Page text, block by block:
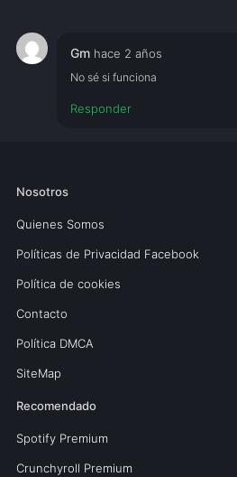
Gm hace 2 años
No sé si funciona
Responder
Nosotros
Quienes Somos
Políticas de Privacidad Facebook
Política de cookies
Contacto
Política DMCA
SiteMap
Recomendado
Spotify Premium
Crunchyroll Premium